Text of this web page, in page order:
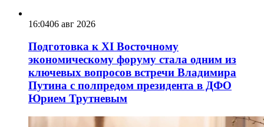
16:0406 авг 2026
Подготовка к XI Восточному
экономическому форуму стала одним из
ключевых вопросов встречи Владимира
Путина с полпредом президента в ДФО
Юрием Трутневым